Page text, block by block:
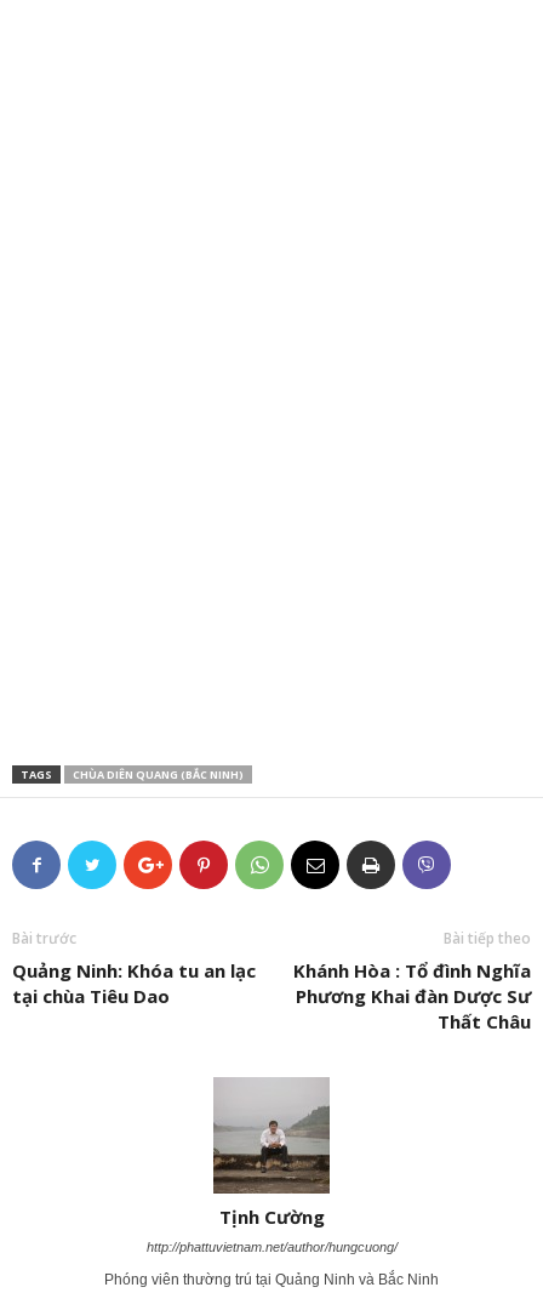
TAGS CHÙA DIÊN QUANG (BẮC NINH)
Bài trước
Quảng Ninh: Khóa tu an lạc
tại chùa Tiêu Dao
Bài tiếp theo
Khánh Hòa : Tổ đình Nghĩa
Phương Khai đàn Dược Sư
Thất Châu
Tịnh Cường
http://phattuvietnam.net/author/hungcuong/
Phóng viên thường trú tại Quảng Ninh và Bắc Ninh